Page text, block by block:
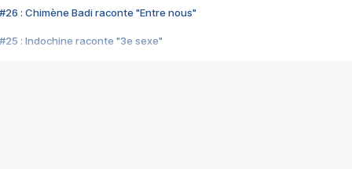
#26 : Chimène Badi raconte "Entre nous"
#25 : Indochine raconte "3e sexe"